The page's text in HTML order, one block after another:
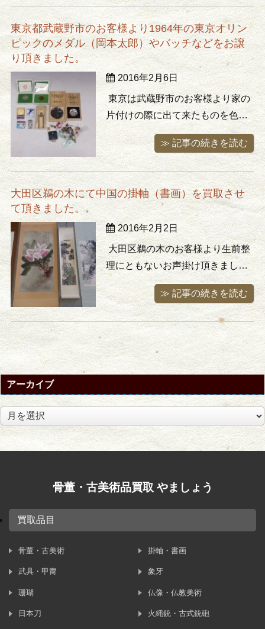
るとか(笑)。そんな時こそ我々古物
商の出番ですね(？) 量はそこそこ
あったのですが1点で査定が付けら
れたのはこちら、安藤七宝製の ...
東京都武蔵野市のお客様より1964年の東京オリン
ピックのメダル（岡本太郎）やバッチなどをお譲
り頂きました。
2016年2月6日
東京は武蔵野市のお客様より家の
片付けの際に出て来たものを色々
とお譲り頂きました。1964年の東
京オリンピックの際のオフィシャ
ルのバッチや岡本太郎デザインの
メダル（シルバー、ブロンズ）な
どは比較的売れる物ですので目一
杯の査定額で買取り。 その他、花
瓶や壷、木彫りの置物などはあま
り ...
≫ 記事の続きを読む
大田区鵜の木にて中国の掛軸（書画）を買取させ
て頂きました。
2016年2月2日
大田区鵜の木のお客様より生前整
理にともないお声掛け頂きまし
た。昔、中国の方と商売を通して
お付き合いがあったそうでその時
に頂いたという中国、台湾の書画
をはじめ端渓硯、象牙の彫刻や煎
茶器、その他、骨董・古美術と言
うほど古い物は御座いませんでし
取りさせて ...
≫ 記事の続きを読む
アーカイブ
ア
ー
カ
イ
骨董・古美術品買取 やましょう
買取品目
骨董・古美術 掛軸・書画
武具・甲冑 象牙
珊瑚 仏像・仏教美術
日本刀 火縄銃・古式銃砲